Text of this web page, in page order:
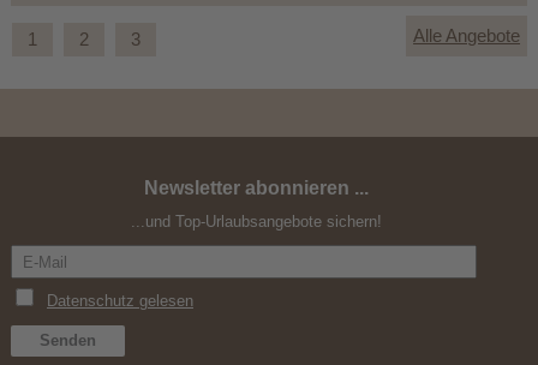
Kurzurlaub im September
1 2 3 Alle Angebote
Newsletter abonnieren ...
...und Top-Urlaubsangebote sichern!